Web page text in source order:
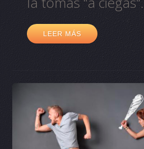
LEER MÁS